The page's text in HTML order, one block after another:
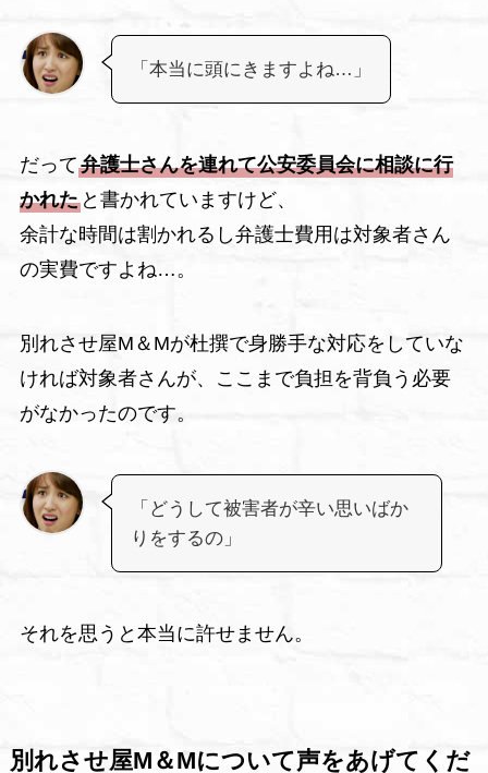
「本当に頭にきますよね…」
だって弁護士さんを連れて公安委員会に相談に行
かれたと書かれていますけど、
余計な時間は割かれるし弁護士費用は対象者さん
の実費ですよね…。
別れさせ屋M＆Mが杜撰で身勝手な対応をしていな
ければ対象者さんが、ここまで負担を背負う必要
がなかったのです。
「どうして被害者が辛い思いばか
りをするの」
それを思うと本当に許せません。
別れさせ屋M＆Mについて声をあげてくだ